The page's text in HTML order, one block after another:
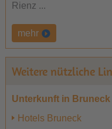
Rienz ...
mehr
Weitere nützliche
Unterkunft in Bruneck
Hotels Bruneck